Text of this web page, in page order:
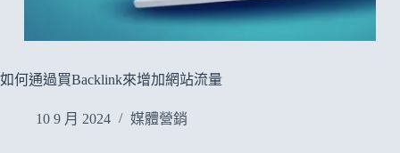
如何通過買Backlink來增加網站流量
10 9 月 2024 媒體營銷